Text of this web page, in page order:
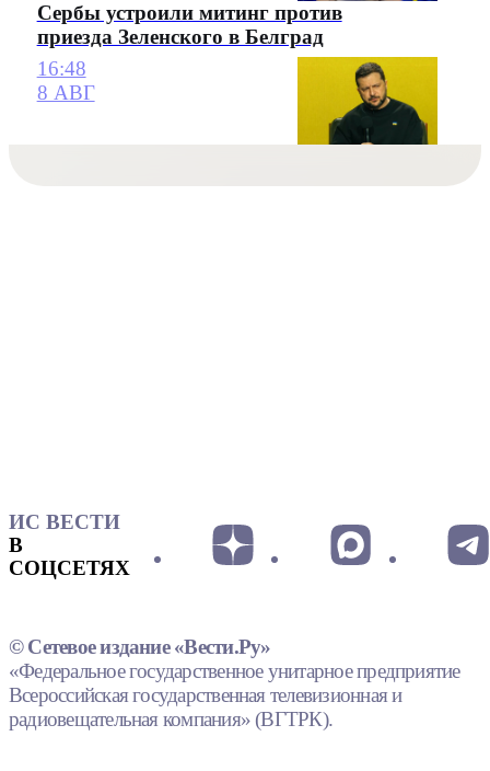
Сербы устроили митинг против
приезда Зеленского в Белград
16:48
8 АВГ
ИС ВЕСТИ
В
СОЦСЕТЯХ
© Сетевое издание «Вести.Ру»
«Федеральное государственное унитарное предприятие
Всероссийская государственная телевизионная и
радиовещательная компания» (ВГТРК).